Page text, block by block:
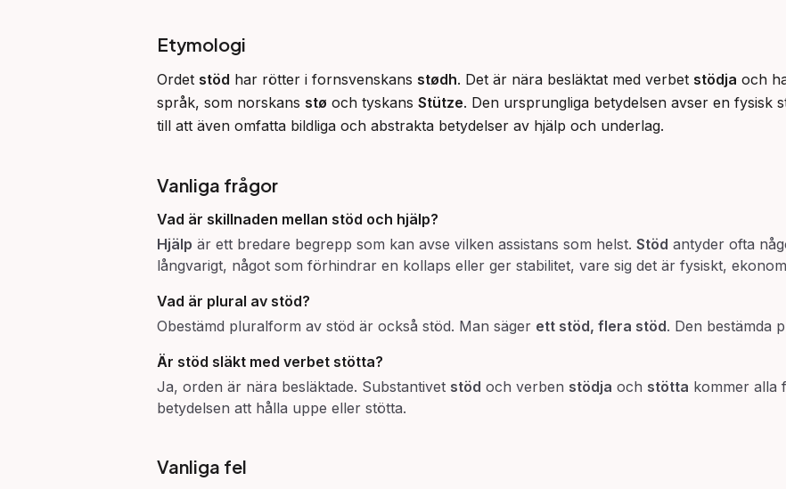
Etymologi
Ordet stöd har rötter i fornsvenskans stødh. Det är nära besläktat med verbet stödja och
språk, som norskans stø och tyskans Stütze. Den ursprungliga betydelsen avser en fysisk
till att även omfatta bildliga och abstrakta betydelser av hjälp och underlag.
Vanliga frågor
Vad är skillnaden mellan stöd och hjälp?
Hjälp är ett bredare begrepp som kan avse vilken assistans som helst. Stöd antyder ofta
långvarigt, något som förhindrar en kollaps eller ger stabilitet, vare sig det är fysiskt,
Vad är plural av stöd?
Obestämd pluralform av stöd är också stöd. Man säger ett stöd, flera stöd. Den bestämda
Är stöd släkt med verbet stötta?
Ja, orden är nära besläktade. Substantivet stöd och verben stödja och stötta kommer alla
betydelsen att hålla uppe eller stötta.
Vanliga fel